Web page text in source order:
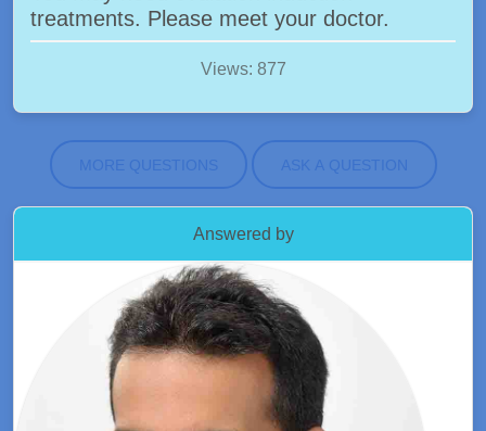
treatments. Please meet your doctor.
Views: 877
MORE QUESTIONS ASK A QUESTION
Answered by